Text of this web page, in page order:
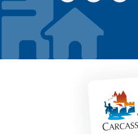
Mentions